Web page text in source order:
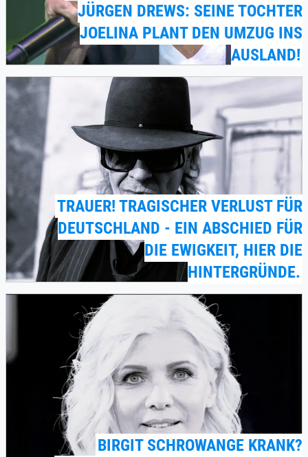
JÜRGEN DREWS: SEINE TOCHTER
JOELINA PLANT DEN UMZUG INS
AUSLAND!
TRAUER! TRAGISCHER VERLUST FÜR
DEUTSCHLAND - EIN ABSCHIED FÜR
DIE EWIGKEIT, HIER DIE
HINTERGRÜNDE.
BIRGIT SCHROWANGE KRANK?